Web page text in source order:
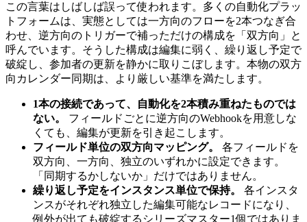
この言葉はしばしば誤って使われます。多くの自動化プラッ
トフォームは、実態としては一方向のフローを2本つなぎ合
わせ、逆方向のトリガーで補っただけの構成を「双方向」と
呼んでいます。そうした構成は編集に弱く、繰り返し予定で
破綻し、参加者の更新を静かに取りこぼします。本物の双方
向カレンダー同期は、より厳しい基準を満たします。
1本の接続であって、自動化を2本積み重ねたものでは
ない。
フィールドごとに逆方向のWebhookを用意しな
くても、編集が更新を引き起こします。
フィールド単位の双方向マッピング。
各フィールドを
双方向、一方向、独立のいずれかに設定できます。
「同期するかしないか」だけではありません。
繰り返し予定をインスタンス単位で保持。
各インスタ
ンスがそれぞれ独立した編集可能なレコードになり、
例外が出ても破綻するシリーズマスター1個ではありま